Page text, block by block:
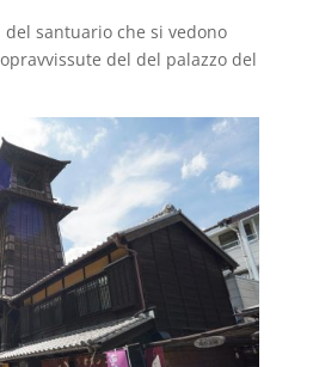
santuario che si vedono
del del palazzo del